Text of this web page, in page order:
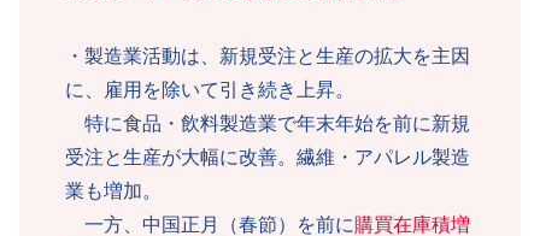
・製造業活動は、新規受注と生産の拡大を主因
に、雇用を除いて引き続き上昇。
特に食品・飲料製造業で年末年始を前に新規
受注と生産が大幅に改善。繊維・アパレル製造
業も増加。
一方、中国正月（春節）を前に購買在庫積増